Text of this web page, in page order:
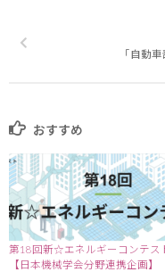
「自動
おすすめ
第18回新☆エネルギーコンテス
【日本機械学会分野連携企画】